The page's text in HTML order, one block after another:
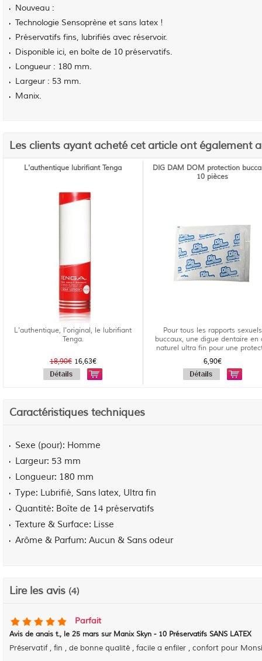
Nouveau :
Technologie Sensoprène et sans latex !
Préservatifs fins, lubrifiés avec réservoir.
Disponible ici, en boîte de 10 préservatifs.
Longueur : 180 mm.
Largeur : 53 mm.
Manix.
Les clients ayant acheté cet article ont également
L'authentique lubrifiant Tenga
L'authentique, l'original, le lubrifiant
Tenga.
18,90€16,63€
DIG DAM DOM protection
10 pièces
Pour tous les rapports sexuels
buccaux, une digue dentaire en
naturel ultra fin pour une
6,90€
Caractéristiques techniques
Sexe (pour) Homme
Largeur 53 mm
Longueur 180 mm
Type Lubrifié, Sans latex, Ultra fin
Quantité Boîte de 14 préservatifs
Texture & Surface Lisse
Arôme & Parfum Aucun & Sans odeur
Lire les avis (4)
Parfait
Avis de anais t., le 25 mars sur Manix Skyn - 10 Préservatifs SANS LATEX
Préservatif , fin , de bonne qualité , facile a enfiler , confort pour